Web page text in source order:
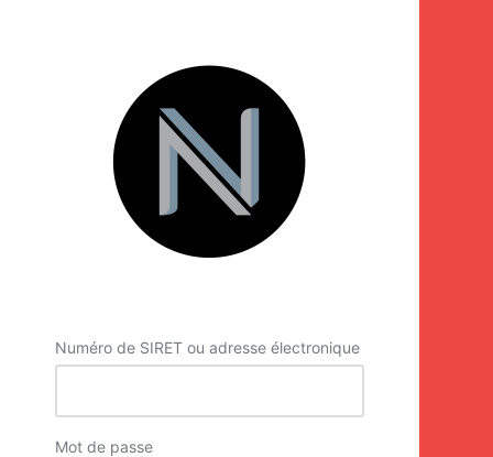
Numéro de SIRET ou adresse électronique
Mot de passe